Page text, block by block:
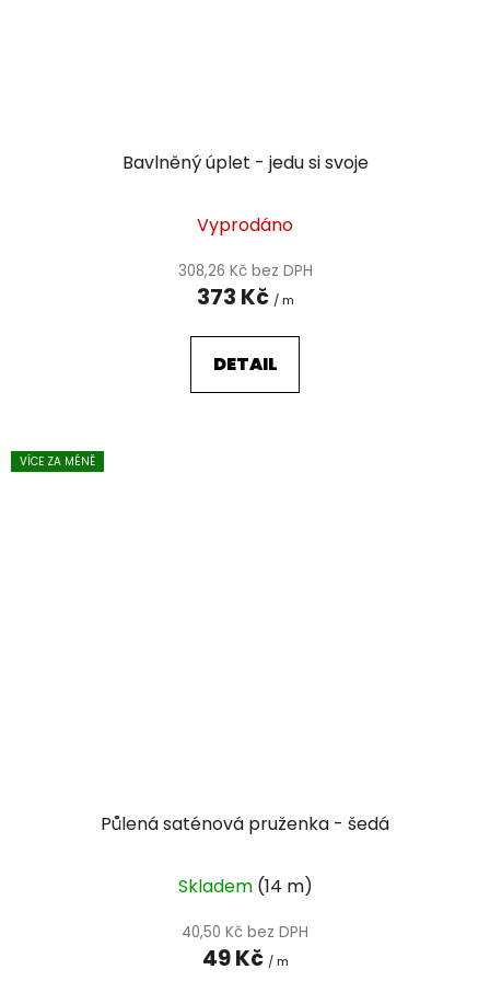
Bavlněný úplet - jedu si svoje
Vyprodáno
308,26 Kč bez DPH
373 Kč / m
DETAIL
VÍCE ZA MÉNĚ
Půlená saténová pruženka - šedá
Skladem (14 m)
40,50 Kč bez DPH
49 Kč / m